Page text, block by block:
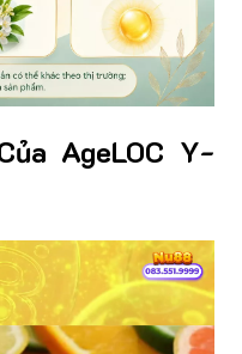
AgeLOC Y-